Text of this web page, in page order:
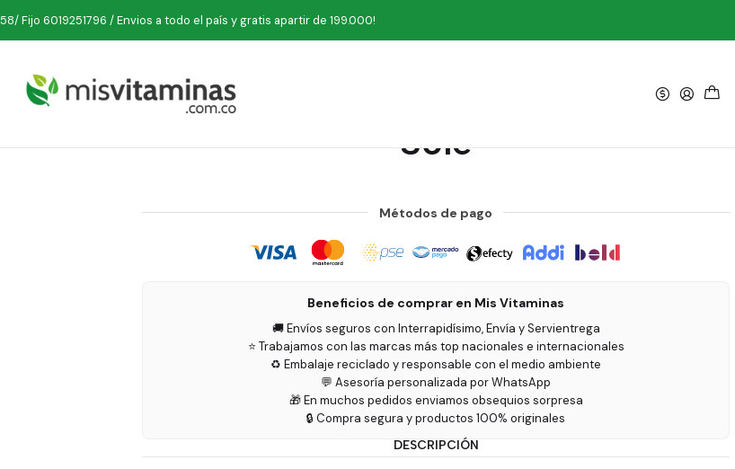
Fijo 6019251796 / Envios a todo el país y gratis apartir de 199.000!
Granolas Granola con Frutas 250 g Nutri Sole
Granola con Frutas 250 g Nutri
Sole
Métodos de pago
Beneficios de comprar en Mis Vitaminas
🚚 Envíos seguros con Interrapidísimo, Envía y Servientrega
⭐ Trabajamos con las marcas más top nacionales e internacionales
♻️ Embalaje reciclado y responsable con el medio ambiente
💬 Asesoría personalizada por WhatsApp
🎁 En muchos pedidos enviamos obsequios sorpresa
🔒 Compra segura y productos 100% originales
DESCRIPCIÓN